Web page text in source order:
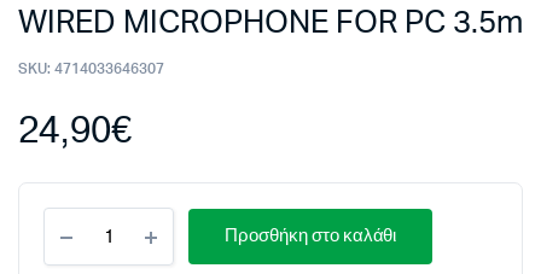
WIRED MICROPHONE FOR PC 3.5m
SKU: 4714033646307
24,90€
FORTE
GMC
Προσθήκη στο καλάθι